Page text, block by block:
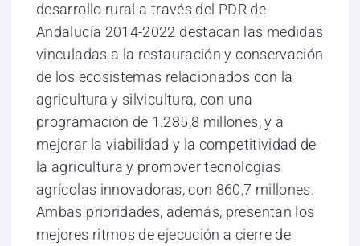
desarrollo rural a través del PDR de
Andalucía 2014-2022 destacan las medidas
vinculadas a la restauración y conservación
de los ecosistemas relacionados con la
agricultura y silvicultura, con una
programación de 1.285,8 millones, y a
mejorar la viabilidad y la competitividad de
la agricultura y promover tecnologías
agrícolas innovadoras, con 860,7 millones.
Ambas prioridades, además, presentan los
mejores ritmos de ejecución a cierre de